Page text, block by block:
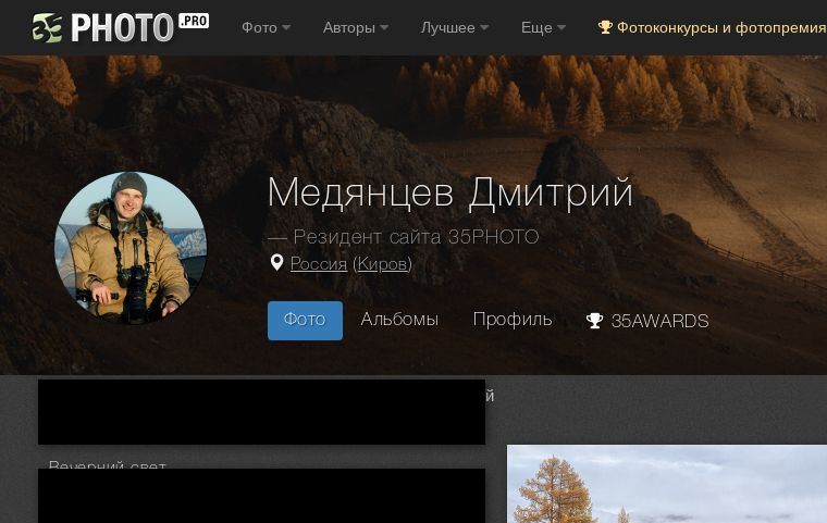
Фото Авторы Лучшее Еще Фотоконкурсы и фотопремия
Медянцев Дмитрий
— Резидент сайта 35PHOTO
Россия ( Киров)
Фото Альбомы Профиль 35AWARDS
Медянцев Дмитрий
Вечерний свет